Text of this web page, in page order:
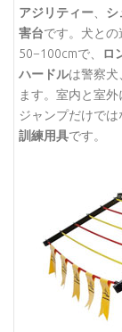
アジリティー シ
害台です。犬と
50−100cmで、
ロ
ハードルは警察犬
ます。室内と室
ジャンプだけで
訓練用具です。